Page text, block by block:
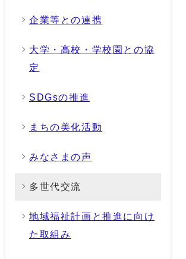
企業等との連携
大学・高校・学校園との協
定
SDGsの推進
まちの美化活動
みなさまの声
多世代交流
地域福祉計画と推進に向け
た取組み